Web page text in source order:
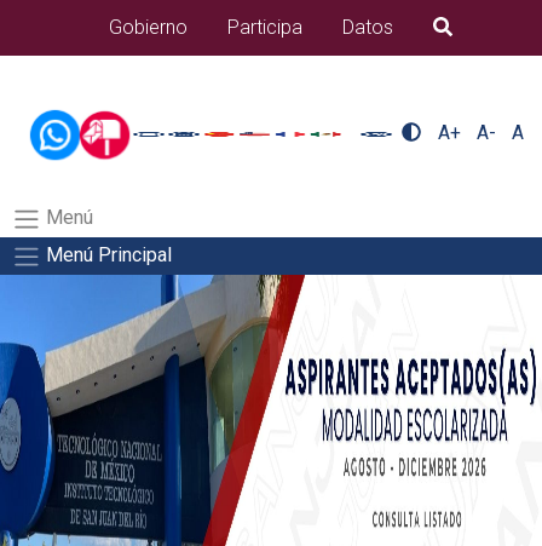
eventos/pdfSalida del comando:
Gobierno Participa Datos B�squeda
A+ A- A
Menú
Menú Principal